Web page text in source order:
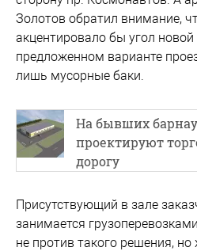
Золотов обратил внимание,
акцентировало бы угол
предложенном варианте
лишь мусорные баки.
На бывших
проектируют
дорогу
Присутствующий в зале
занимается
не против такого решения, но